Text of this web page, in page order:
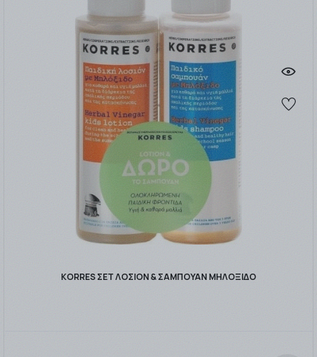
KORRES ΣΕΤ ΛΟΣΙΟΝ & ΣΑΜΠΟΥΑΝ ΜΗΛΟΞΙΔΟ